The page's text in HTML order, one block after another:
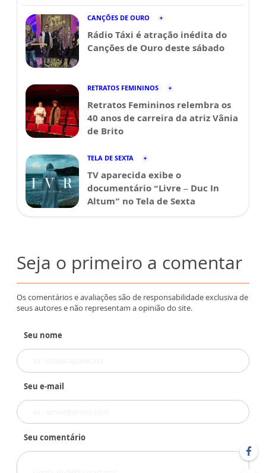
CANÇÕES DE OURO
Rádio Táxi é atração inédita do
Canções de Ouro deste sábado
RETRATOS FEMININOS
Retratos Femininos relembra os
40 anos de carreira da atriz Vânia
de Brito
TELA DE SEXTA
TV aparecida exibe o
documentário “Livre – Duc In
Altum” no Tela de Sexta
Seja o primeiro a comentar
Os comentários e avaliações são de responsabilidade exclusiva de
seus autores e não representam a opinião do site.
Seu nome
Seu e-mail
Seu comentário